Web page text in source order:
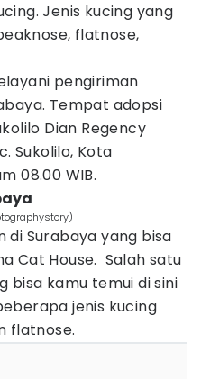
Jenis kucing yang
flatnose,
pengiriman
Tempat adopsi
Dian Regency
Sukolilo, Kota
08.00 WIB.
di Surabaya yang bisa
Cat House. Salah satu
bisa kamu temui di sini
jenis kucing
flatnose.